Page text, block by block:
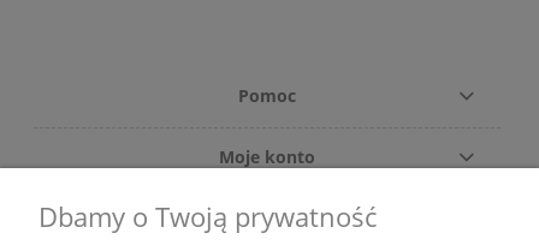
Pomoc
Moje konto
Płatności i dostawa
Dbamy o Twoją prywatność